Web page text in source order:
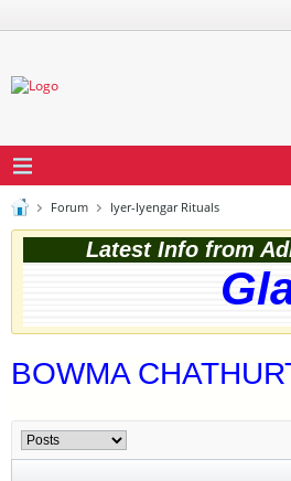
Forum Iyer-Iyengar Rituals
Latest Info from
BOWMA